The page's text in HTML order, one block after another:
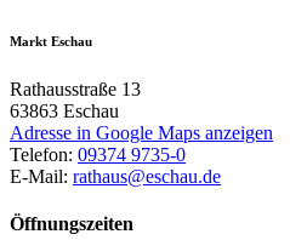
Markt Eschau
Rathausstraße 13
63863 Eschau
Adresse in Google Maps anzeigen
Telefon: 09374 9735-0
E-Mail: rathaus@eschau.de
Öffnungszeiten